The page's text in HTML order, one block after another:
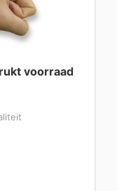
voorraad